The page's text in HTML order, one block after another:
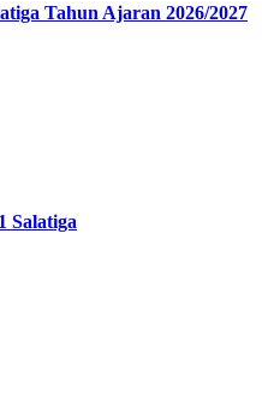
Tahun Ajaran 2026/2027
Salatiga